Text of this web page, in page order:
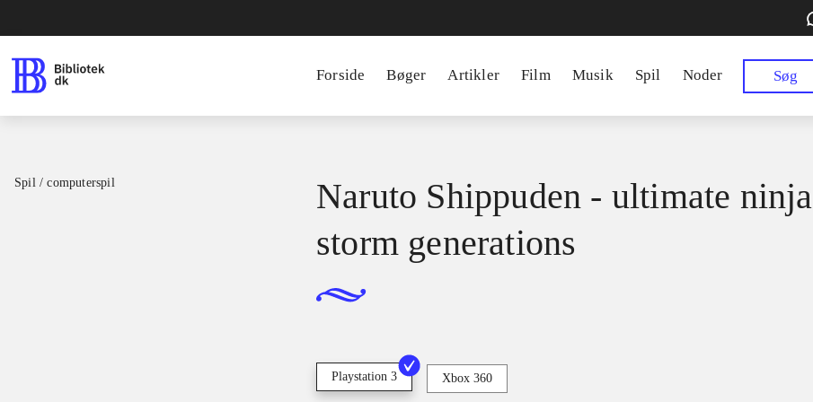
Forside Bøger Artikler Film Musik Spil Noder Søg
Spil / computerspil
Naruto Shippuden - ultimate ninja
storm generations
Playstation 3 Xbox 360